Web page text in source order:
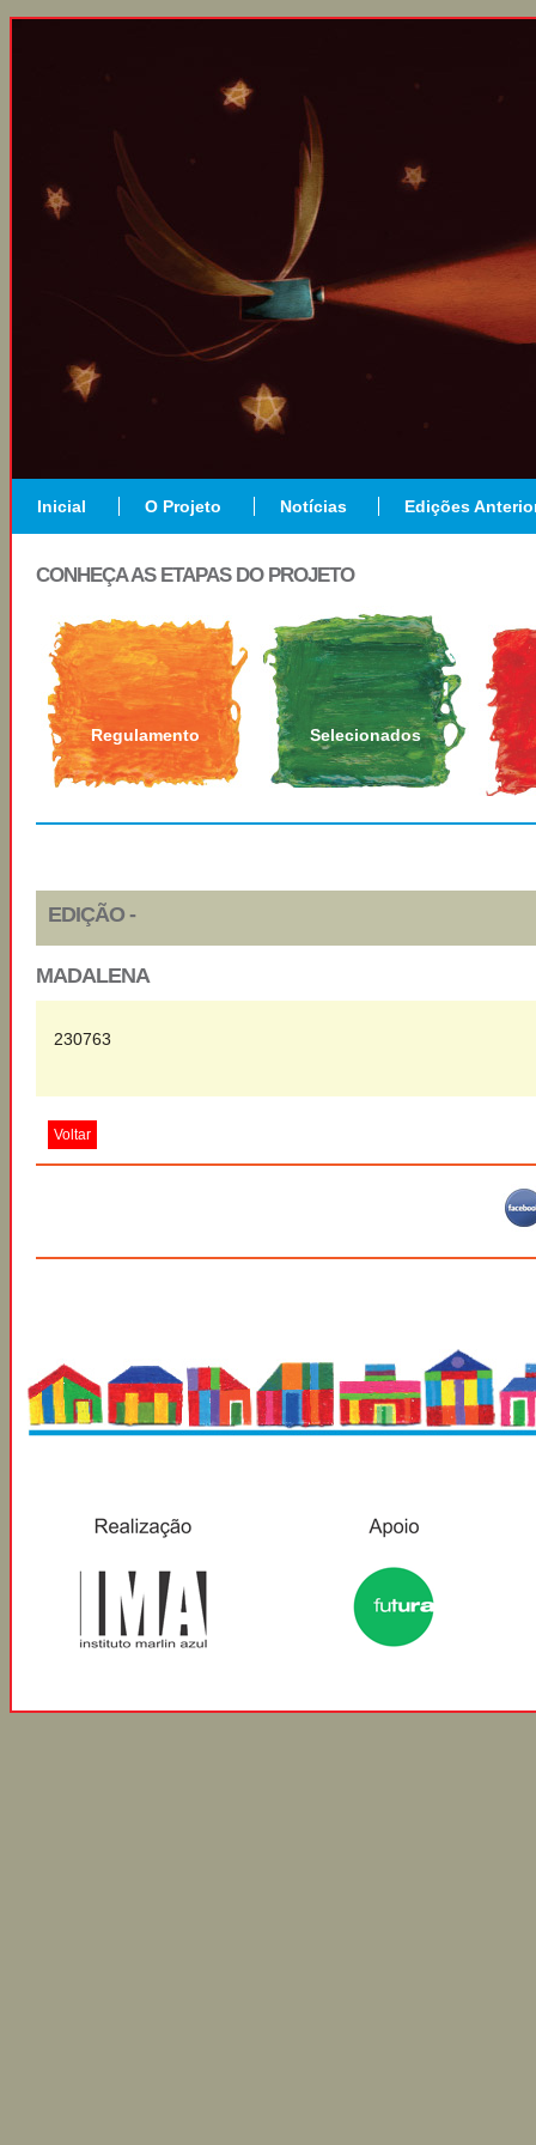
Inicial O Projeto Notícias Edições
CONHEÇA AS ETAPAS DO PROJETO
Regulamento Selecionados
EDIÇÃO -
MADALENA
230763
Voltar